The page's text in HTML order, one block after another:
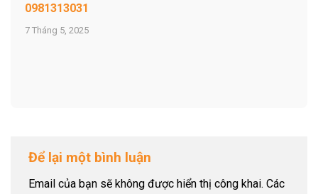
0981313031
7 Tháng 5, 2025
Để lại một bình luận
Email của bạn sẽ không được hiển thị công khai. Các